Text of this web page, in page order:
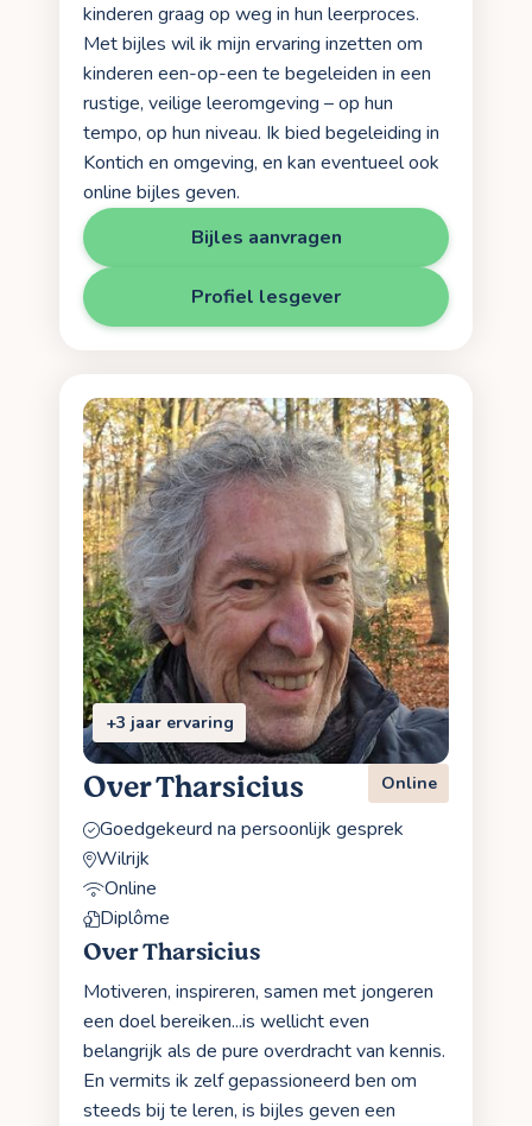
kinderen graag op weg in hun leerproces.
Met bijles wil ik mijn ervaring inzetten om
kinderen een-op-een te begeleiden in een
rustige, veilige leeromgeving – op hun
tempo, op hun niveau. Ik bied begeleiding in
Kontich en omgeving, en kan eventueel ook
online bijles geven.
Bijles aanvragen
Profiel lesgever
+3 jaar ervaring
Over Tharsicius Online
Goedgekeurd na persoonlijk gesprek
Wilrijk
Online
Diplôme
Over Tharsicius
Motiveren, inspireren, samen met jongeren
een doel bereiken...is wellicht even
belangrijk als de pure overdracht van kennis.
En vermits ik zelf gepassioneerd ben om
steeds bij te leren, is bijles geven een